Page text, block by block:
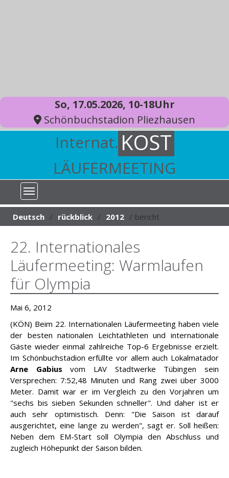
So, 17.05.2026, 10-18Uhr
Schönbuchstadion Pliezhausen
Internat. KOST
LÄUFERMEETING
You are here:
Deutsch rückblick 2012 bericht
22. Internationales
Läufermeeting: Warmlaufen
für Olympia
Mai 6, 2012
(KÖN) Beim 22. Internationalen Läufermeeting haben viele
der besten nationalen Leichtathleten und internationale
Gäste wieder einmal zahlreiche Top-6 Ergebnisse erzielt.
Im Schönbuchstadion erfüllte vor allem auch Lokalmatador
Arne Gabius vom LAV Stadtwerke Tübingen sein
Versprechen: 7:52,48 Minuten und Rang zwei über 3000
Meter. Damit war er im Vergleich zu den Vorjahren um
"sechs bis sieben Sekunden schneller". Und daher ist er
auch sehr optimistisch. Denn: "Die Saison ist darauf
ausgerichtet, eine lange zu werden", sagt er. Soll heißen:
Neben dem EM-Start soll Olympia den Abschluss und
zugleich Höhepunkt der Saison bilden.